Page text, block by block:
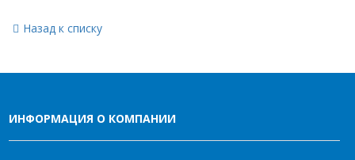
Назад к списку
ИНФОРМАЦИЯ О КОМПАНИИ